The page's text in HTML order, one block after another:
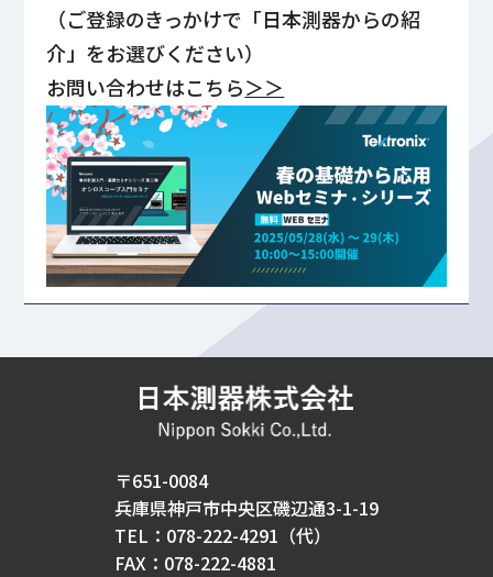
（ご登録のきっかけで「日本測器からの紹
介」をお選びください）
お問い合わせはこちら＞＞
〒651-0084
兵庫県神戸市中央区磯辺通3-1-19
TEL：078-222-4291（代）
FAX：078-222-4881